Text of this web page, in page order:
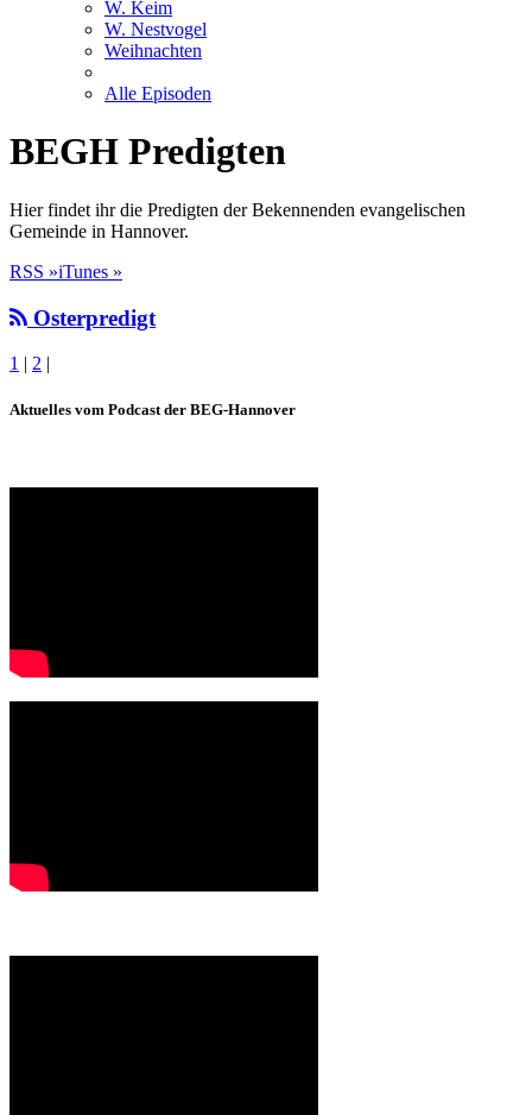
W. Keim
W. Nestvogel
Weihnachten
Alle Episoden
BEGH Predigten
Hier findet ihr die Predigten der Bekennenden evangelischen
Gemeinde in Hannover.
RSS »iTunes »
Osterpredigt
1 | 2 |
Aktuelles vom Podcast der BEG-Hannover